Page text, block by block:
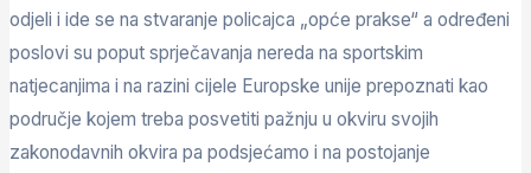
odjeli i ide se na stvaranje policajca „opće prakse“ a određeni
poslovi su poput sprječavanja nereda na sportskim
natjecanjima i na razini cijele Europske unije prepoznati kao
područje kojem treba posvetiti pažnju u okviru svojih
zakonodavnih okvira pa podsjećamo i na postojanje